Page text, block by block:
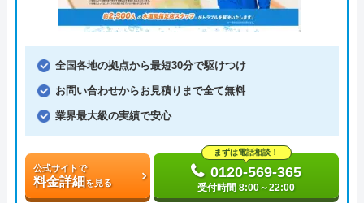
全国各地の拠点から最短30分で駆けつけ
お問い合わせからお見積りまで全て無料
業界最大級の実績で安心
公式サイトで
料金詳細を見る
まずは電話相談！
0120-569-365
受付時間 8:00～22:00